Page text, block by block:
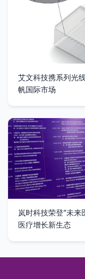
艾文科技携系列光
帆国际市场
岚时科技荣登“未
医疗增长新生态